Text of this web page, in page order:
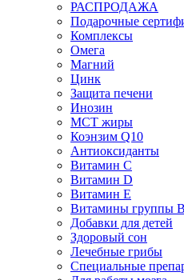
РАСПРОДАЖА
Подарочные
Комплексы
Омега
Магний
Цинк
Защита печени
Инозин
МСТ жиры
Коэнзим Q10
Антиоксиданты
Витамин С
Витамин D
Витамин Е
Витамины группы B
Добавки для детей
Здоровый сон
Лечебные грибы
Специальные